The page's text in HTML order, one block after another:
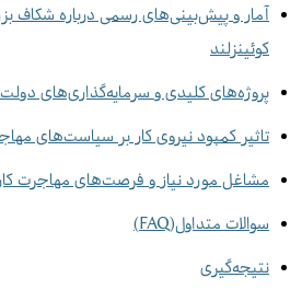
آمار و پیش‌بینی‌های رسمی درباره شکاف
کوئینزلند
پروژه‌های کلیدی و سرمایه‌گذاری‌های دولت
تاثیر کمبود نیروی کار بر سیاست‌های
مشاغل مورد نیاز و فرصت‌های مهاجرت کاری
سوالات متداول(FAQ)
نتیجه‌گیری